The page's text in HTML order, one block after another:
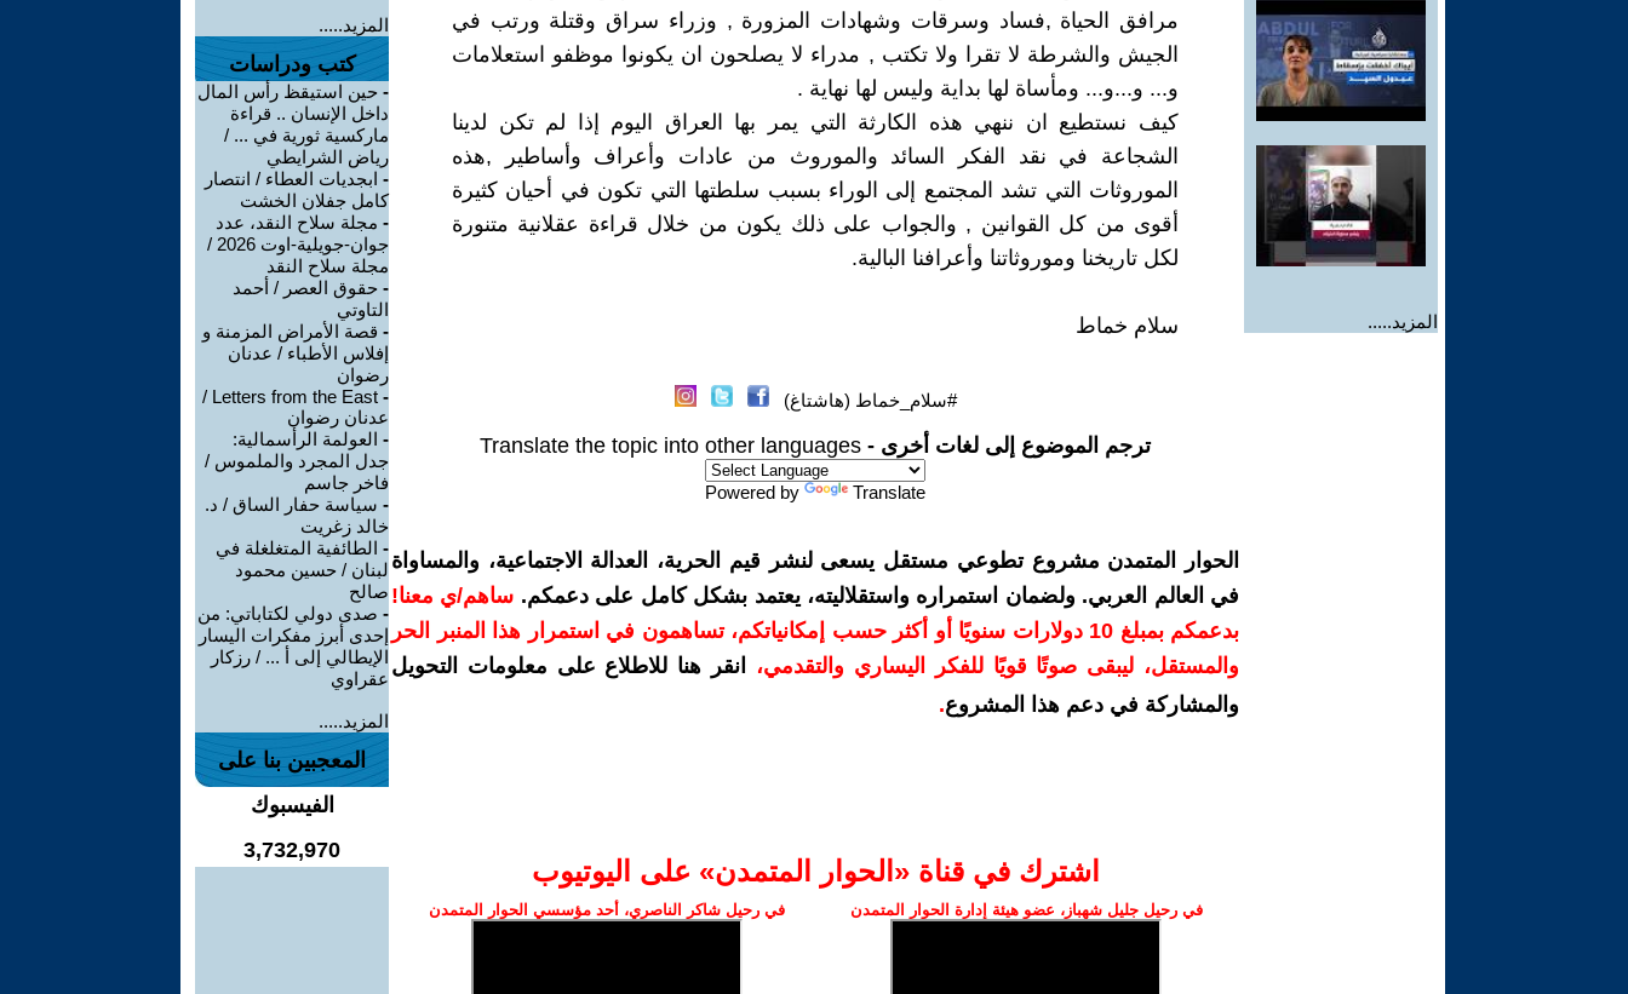
المزيد.....
مرافق الحياة ,فساد وسرقات وشهادات المزورة , وزراء سراق وقتلة ورتب في
الجيش والشرطة لا تقرا ولا تكتب , مدراء لا يصلحون ان يكونوا موظفو استعلامات
و... و...و... ومأساة لها بداية وليس لها نهاية .
كيف نستطيع ان ننهي هذه الكارثة التي يمر بها العراق اليوم إذا لم تكن لدينا
الشجاعة في نقد الفكر السائد والموروث من عادات وأعراف وأساطير ,هذه
الموروثات التي تشد المجتمع إلى الوراء بسبب سلطتها التي تكون في أحيان كثيرة
أقوى من كل القوانين , والجواب على ذلك يكون من خلال قراءة عقلانية متنورة
لكل تاريخنا وموروثاتنا وأعرافنا البالية.
سلام خماط
#سلام_خماط (هاشتاغ)
ترجم الموضوع إلى لغات أخرى - Translate the topic into other languages
Powered by Translate
الحوار المتمدن مشروع تطوعي مستقل يسعى لنشر قيم الحرية، العدالة الاجتماعية، والمساواة
في العالم العربي. ولضمان استمراره واستقلاليته، يعتمد بشكل كامل على دعمكم. ساهم/ي معنا!
بدعمكم بمبلغ 10 دولارات سنويًا أو أكثر حسب إمكانياتكم، تساهمون في استمرار هذا المنبر الحر
والمستقل، ليبقى صوتًا قويًا للفكر اليساري والتقدمي،
انقر هنا للاطلاع على معلومات التحويل
والمشاركة في دعم هذا المشروع.
اشترك في قناة ‫«الحوار المتمدن» على اليوتيوب
في رحيل جليل شهباز، عضو هيئة إدارة الحوار المتمدن في رحيل شاكر الناصري، أحد مؤسسي الحوار المتمدن
المزيد.....
كتب ودراسات
- حين استيقظ رأس المال
داخل الإنسان .. قراءة
ماركسية ثورية في ... /
رياض الشرايطي
- ابجديات العطاء / انتصار
كامل جفلان الخشت
- مجلة سلاح النقد، عدد
جوان-جويلية-اوت 2026 /
مجلة سلاح النقد
- حقوق العصر / أحمد
التاوتي
- قصة الأمراض المزمنة و
إفلاس الأطباء / عدنان
رضوان
-
Letters from the East /
عدنان رضوان
- العولمة الرأسمالية:
جدل المجرد والملموس /
فاخر جاسم
- سياسة حفار الساق / د.
خالد زغريت
- الطائفية المتغلغلة في
لبنان / حسين محمود
صالح
- صدى دولي لكتاباتي: من
إحدى أبرز مفكرات اليسار
الإيطالي إلى أ ... / رزكار
عقراوي
المزيد.....
المعجبين بنا على
الفيسبوك
3,732,970